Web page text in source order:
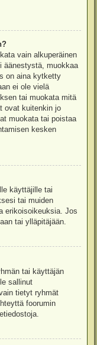
vain alkuperäinen
äänestystä, muokkaa
on aina kytketty
ei ole vielä
tai muokata mitä
ovat kuitenkin jo
muokata tai poistaa
kesken
käyttäjille tai
tai muiden
erikoisoikeuksia. Jos
tai ylläpitäjään.
tai käyttäjän
sallinut
tietyt ryhmät
foorumin